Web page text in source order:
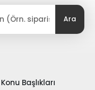
Ara
Başlıkları